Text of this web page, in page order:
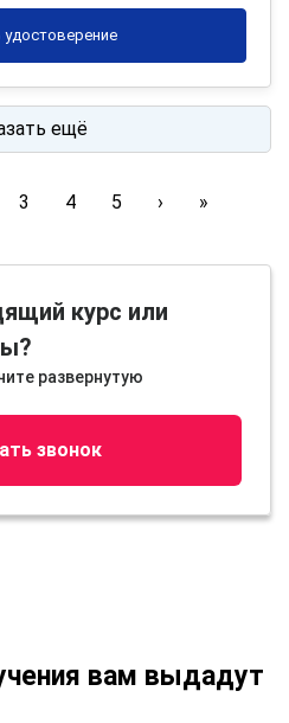
удостоверение
ещё
3 4 5 › »
курс или
развернутую
звонок
вам выдадут